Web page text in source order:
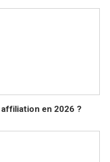
en 2026 ?